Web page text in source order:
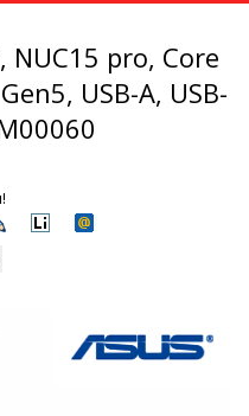
NUC15 pro, Core
USB-A, USB-